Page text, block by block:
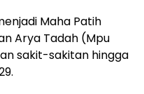
Maha Patih
Arya Tadah (Mpu
sakit-sakitan hingga